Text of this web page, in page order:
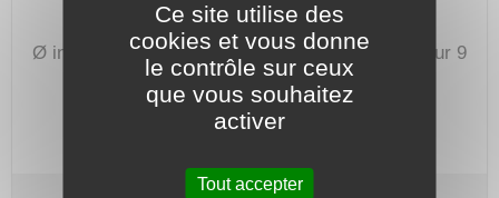
Ø intérieur 15 mm - Ø extérieur 32 mm.Épaisseur 9
mm.
Code article :700242
Ce site utilise des
cookies et vous donne
le contrôle sur ceux
que vous souhaitez
activer
Tout accepter